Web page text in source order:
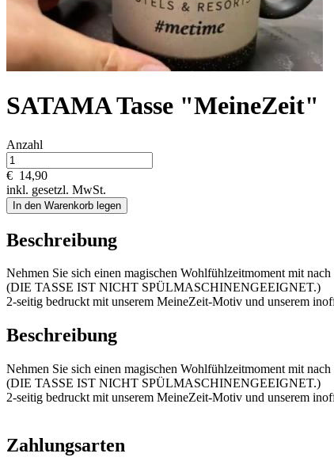
SATAMA Tasse "MeineZeit"
Anzahl
€ 14,90
inkl. gesetzl. MwSt.
In den Warenkorb legen
Beschreibung
Nehmen Sie sich einen magischen Wohlfühlzeitmoment mit
(DIE TASSE IST NICHT SPÜLMASCHINENGEEIGNET.)
2-seitig bedruckt mit unserem MeineZeit-Motiv und unserem
Beschreibung
Nehmen Sie sich einen magischen Wohlfühlzeitmoment mit
(DIE TASSE IST NICHT SPÜLMASCHINENGEEIGNET.)
2-seitig bedruckt mit unserem MeineZeit-Motiv und unserem
Zahlungsarten